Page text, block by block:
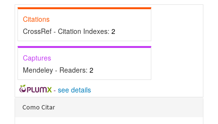
Citations
CrossRef - Citation Indexes: 2
Captures
Mendeley - Readers: 2
- see details
Detalhes
Como Citar